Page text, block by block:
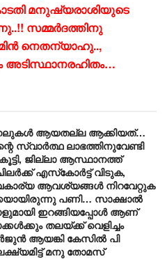
മനുഷ്യരാശിയുടെ
സമ്മർദത്തിനു
നെതന്യാഹു..,
ആയതല്ല ആക്കിയത്…
സ്വാർത്ഥ ലാഭത്തിനുവേണ്ടി
ജില്ലാ ആസ്ഥാനത്ത്
ചിലർക്ക് എസ്‌കോർട്ട് വിടുക,
ആവശ്യങ്ങൾ നിറവേറ്റുക
പണി… സാക്ഷാൽ
ഇറങ്ങിയപ്പോൾ ആണ്
തലയ്ക്ക് വെളിച്ചം
ആയങ്കി കേസിൽ പി
മനു തോമസ്